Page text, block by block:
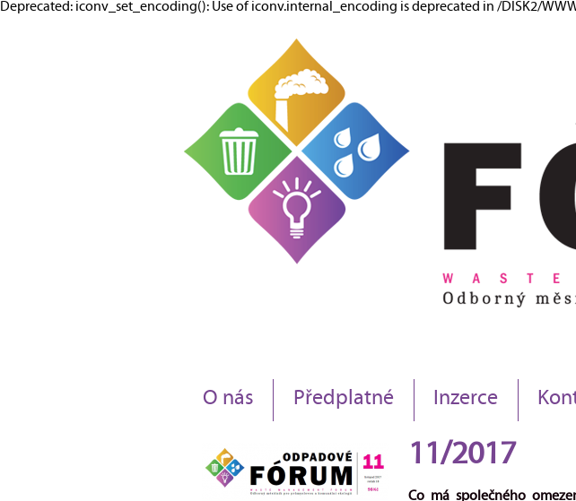
Deprecated: iconv_set_encoding(): Use of iconv.internal_encoding is deprecated in /DISK2/
O nás Předplatné Inzerce
11/2017
Co má společného